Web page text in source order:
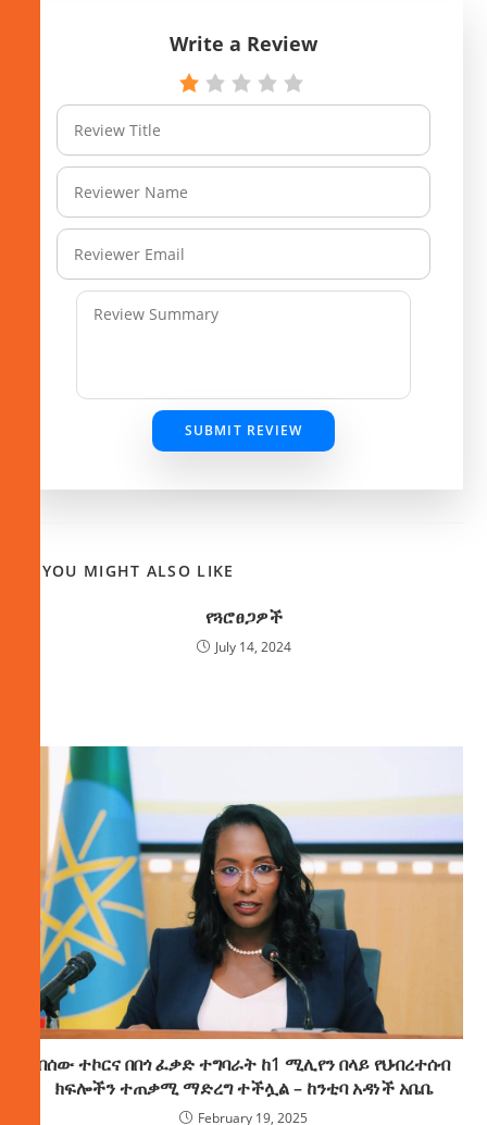
Write a Review
SUBMIT REVIEW
YOU MIGHT ALSO LIKE
የጓሮፀጋዎች
July 14, 2024
በሰው ተኮርና በበጎ ፈቃድ ተግባራት ከ1 ሚሊየን በላይ የህብረተሰብ
ክፍሎችን ተጠቃሚ ማድረግ ተችሏል – ከንቲባ አዳነች አቤቤ
February 19, 2025